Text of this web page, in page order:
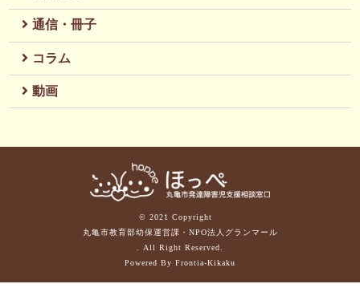
通信・冊子
コラム
動画
© 2021 Copyright
丸亀市教育部幼保運営課・NPO法人グランマール
. All Right Reserved.
Powered By Frontia-Kikaku